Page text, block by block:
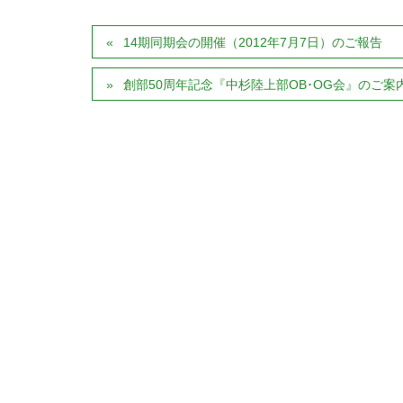
14期同期会の開催（2012年7月7日）のご報告
創部50周年記念『中杉陸上部OB･OG会』のご案